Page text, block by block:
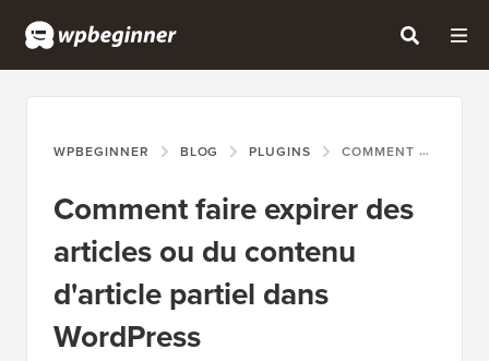
WPBEGINNER BLOG PLUGINS COMMENT FAIRE EXPIRER DES ARTICLES OU DU CONTENU D'ARTICLE PARTIEL DANS WORDPRESS
Comment faire expirer des
articles ou du contenu
d'article partiel dans
WordPress